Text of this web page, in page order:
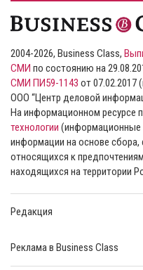
2004-2026, Business Class,
СМИ по состоянию на
СМИ ПИ59-1143 от 07.02.2017
ООО “Центр деловой
На информационном ресурсе
технологии (информационные
информации на основе сбора,
относящихся к
находящихся на территории
Редакция
Реклама в Business Class